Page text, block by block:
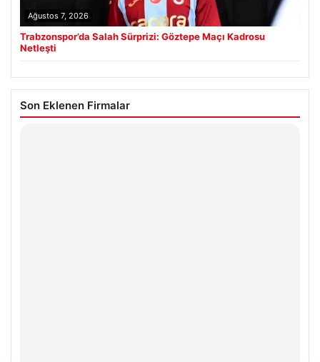
Ağustos 7, 2026
Trabzonspor’da Salah Sürprizi: Göztepe Maçı Kadrosu
Netleşti
Son Eklenen Firmalar